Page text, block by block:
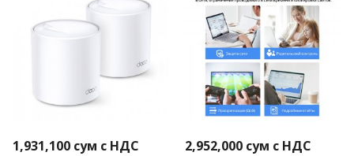
1,931,100 сум с НДС 2,952,000 сум с НДС